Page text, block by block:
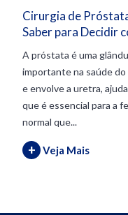
Cirurgia de
Saber para Decidir
A próstata é uma
importante na saúde do
e envolve a uretra,
que é essencial para a
normal que...
+ Veja Mais